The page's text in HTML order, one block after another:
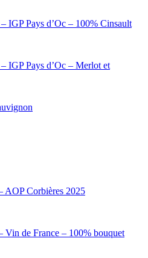
IGP Pays d’Oc – 100% Cinsault
IGP Pays d’Oc – Merlot et
AOP Corbières 2025
Vin de France – 100% bouquet